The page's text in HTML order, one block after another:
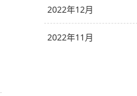
2022年12月
2022年11月